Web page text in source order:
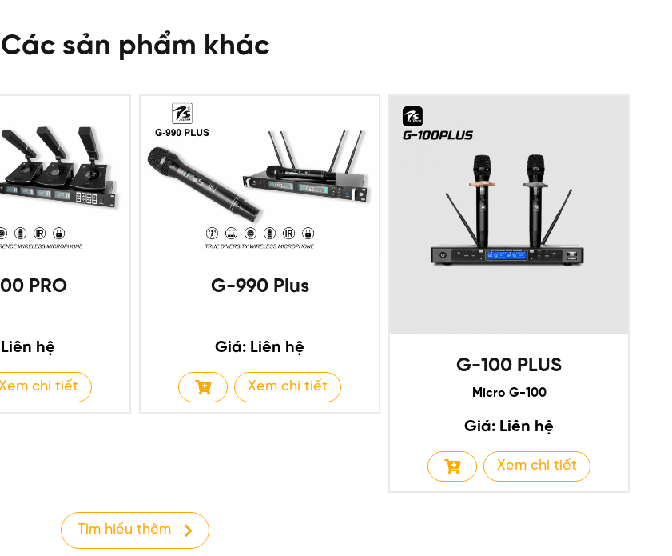
Các sản phẩm khác
PRO
hệ
chi tiết
G-990 Plus
Giá: Liên hệ
Xem chi tiết
G-100 PLUS
Micro G-100
Giá: Liên hệ
Xem chi tiết
Tìm hiểu thêm